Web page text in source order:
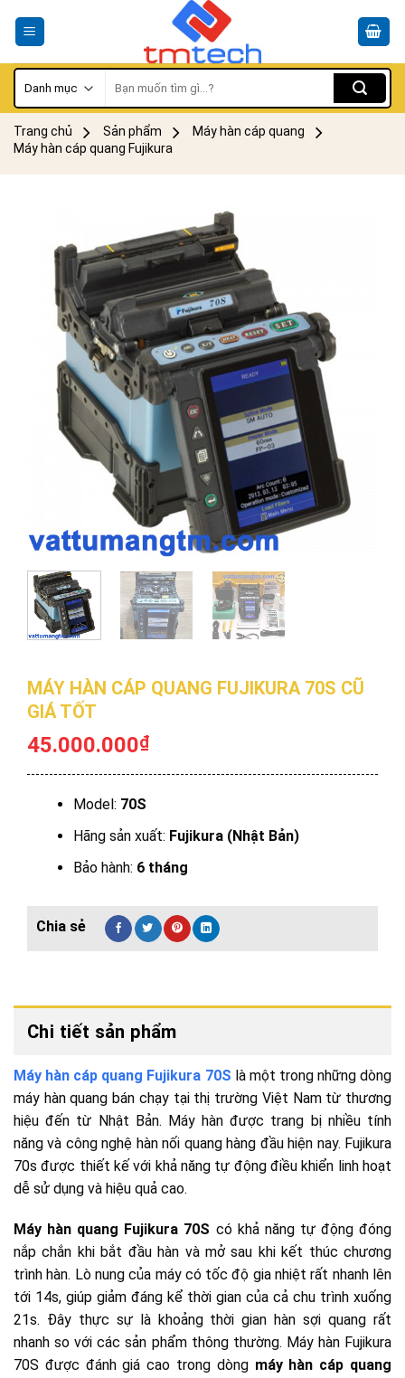
kiếm:
Trang chủ Sản phẩm
Máy hàn cáp quang
Máy hàn cáp quang Fujikura
MÁY HÀN CÁP QUANG FUJIKURA 70S CŨ
GIÁ TỐT
45.000.000₫
Model: 70S
Hãng sản xuất: Fujikura (Nhật Bản)
Bảo hành: 6 tháng
Chi tiết sản phẩm
Máy hàn cáp quang Fujikura 70S là một trong những dòng
máy hàn quang bán chạy tại thị trường Việt Nam từ thương
hiệu đến từ Nhật Bản. Máy hàn được trang bị nhiều tính
năng và công nghệ hàn nối quang hàng đầu hiện nay. Fujikura
70s được thiết kế với khả năng tự động điều khiển linh hoạt
dễ sử dụng và hiệu quả cao.
Máy hàn quang Fujikura 70S có khả năng tự động đóng
nắp chắn khi bắt đầu hàn và mở sau khi kết thúc chương
trình hàn. Lò nung của máy có tốc độ gia nhiệt rất nhanh lên
tới 14s, giúp giảm đáng kể thời gian của cả chu trình xuống
21s. Đây thực sự là khoảng thời gian hàn sợi quang rất
nhanh so với các sản phẩm thông thường. Máy hàn Fujikura
70S được đánh giá cao trong dòng máy hàn cáp quang